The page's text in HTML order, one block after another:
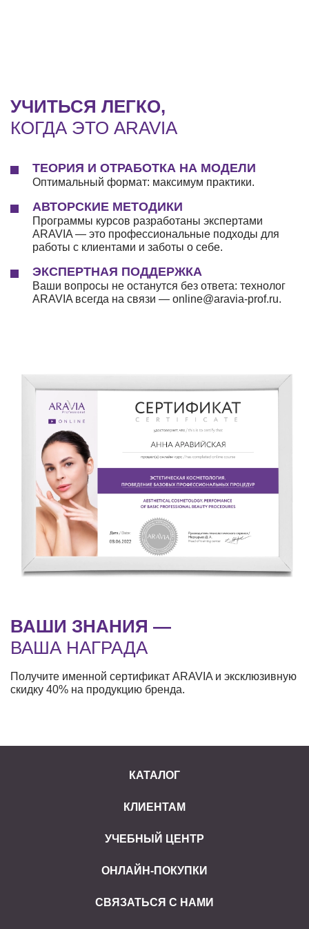
УЧИТЬСЯ ЛЕГКО,
КОГДА ЭТО ARAVIA
ТЕОРИЯ И ОТРАБОТКА НА МОДЕЛИ
Оптимальный формат: максимум практики.
АВТОРСКИЕ МЕТОДИКИ
Программы курсов разработаны экспертами
ARAVIA — это профессиональные подходы для
работы с клиентами и заботы о себе.
ЭКСПЕРТНАЯ ПОДДЕРЖКА
Ваши вопросы не останутся без ответа: технолог
ARAVIA всегда на связи — online@aravia-prof.ru.
ВАШИ ЗНАНИЯ —
ВАША НАГРАДА
Получите именной сертификат ARAVIA и эксклюзивную
скидку 40% на продукцию бренда.
КАТАЛОГ
КЛИЕНТАМ
УЧЕБНЫЙ ЦЕНТР
ОНЛАЙН-ПОКУПКИ
СВЯЗАТЬСЯ С НАМИ